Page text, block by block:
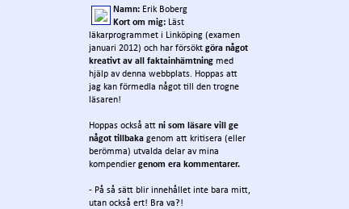
Namn: Erik Boberg
Kort om mig: Läst
läkarprogrammet i Linköping (examen
januari 2012) och har försökt göra något
kreativt av all faktainhämtning med
hjälp av denna webbplats. Hoppas att
jag kan förmedla något till den trogne
läsaren!
Hoppas också att ni som läsare vill ge
något tillbaka genom att kritisera (eller
berömma) utvalda delar av mina
kompendier genom era kommentarer.
- På så sätt blir innehållet inte bara mitt,
utan också ert! Bra va?!